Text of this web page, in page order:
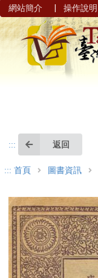
網站簡介 | 操作說明
::: 返回
::: 首頁 圖書資訊